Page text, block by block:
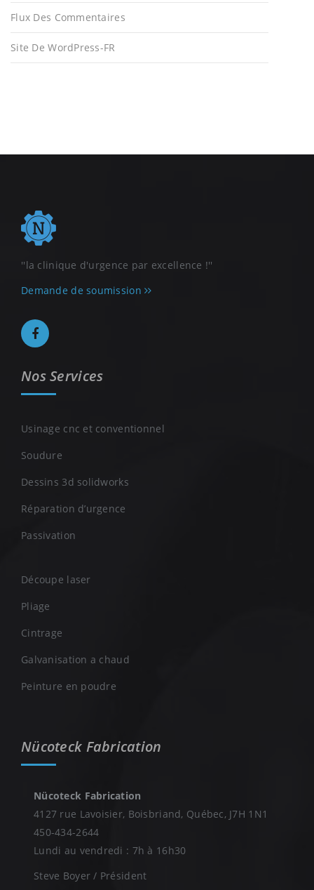
Flux Des Commentaires
Site De WordPress-FR
''la clinique d'urgence par excellence !''
Demande de soumission
Nos Services
Usinage cnc et conventionnel
Soudure
Dessins 3d solidworks
Réparation d’urgence
Passivation
Découpe laser
Pliage
Cintrage
Galvanisation a chaud
Peinture en poudre
Nücoteck Fabrication
Nücoteck Fabrication
4127 rue Lavoisier, Boisbriand, Québec, J7H 1N1
450-434-2644
Lundi au vendredi : 7h à 16h30
Steve Boyer / Président